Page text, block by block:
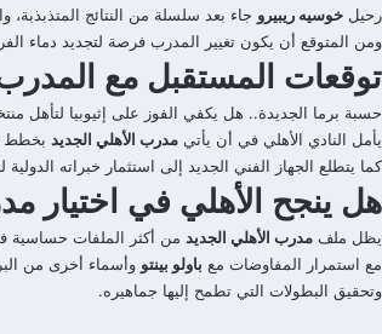
رحيل خوسيه ريبيرو جاء بعد سلسلة من النتائج المتذبذبة،
ومن المتوقع أن يكون تغيير المدرب فرصة لتجديد دماء
توقعات المستقبل مع
حسبة برما الجديدة.. هل يكفي الفوز على إثيوبيا لتأهل
يأمل النادي الأهلي في أن يأتي مدرب الأهلي الجديد بخطط
كما يتطلع الجهاز الفني الجديد إلى استثمار خبراته
هل ينجح الأهلي في اختيار
يظل ملف مدرب الأهلي الجديد من أكثر الملفات حساسية
مع استمرار المفاوضات مع باولو بينتو وأسماء أخرى من
وتحقيق البطولات التي تطمح إليها جماهيره.